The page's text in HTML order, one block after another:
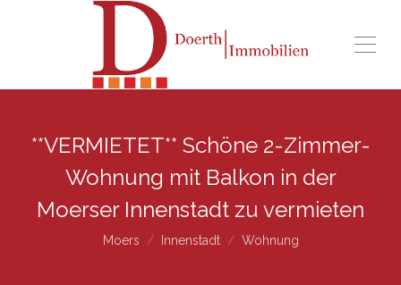
**VERMIETET** Schöne 2-Zimmer-
Wohnung mit Balkon in der
Moerser Innenstadt zu vermieten
Moers Innenstadt Wohnung